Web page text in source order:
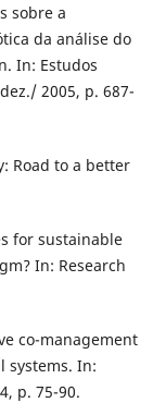
sobre a
da análise do
In: Estudos
2005, p. 687-
Road to a better
for sustainable
In: Research
co-management
systems. In:
p. 75-90.